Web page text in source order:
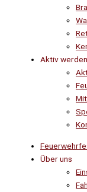
Aktiv
Über uns